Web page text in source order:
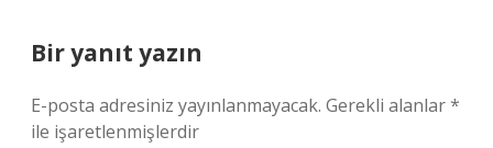
Bir yanıt yazın
E-posta adresiniz yayınlanmayacak. Gerekli alanlar*
ile işaretlenmişlerdir